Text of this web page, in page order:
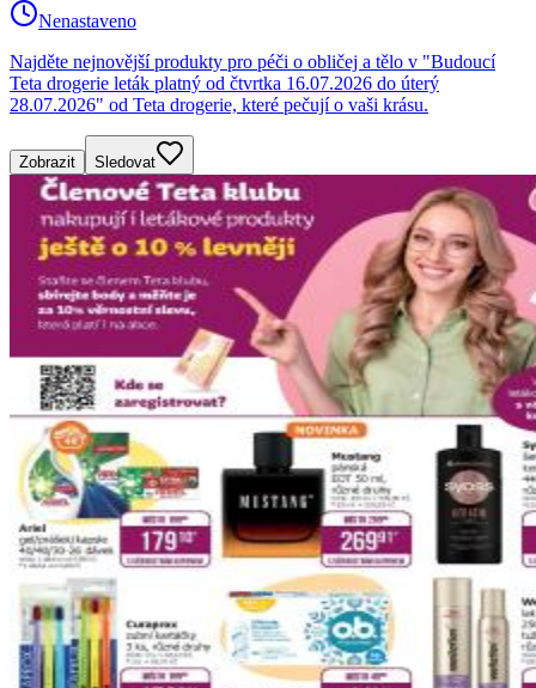
Nenastaveno
Najděte nejnovější produkty pro péči o obličej a tělo v "Budoucí
Teta drogerie leták platný od čtvrtka 16.07.2026 do úterý
28.07.2026" od Teta drogerie, které pečují o vaši krásu.
Zobrazit Sledovat